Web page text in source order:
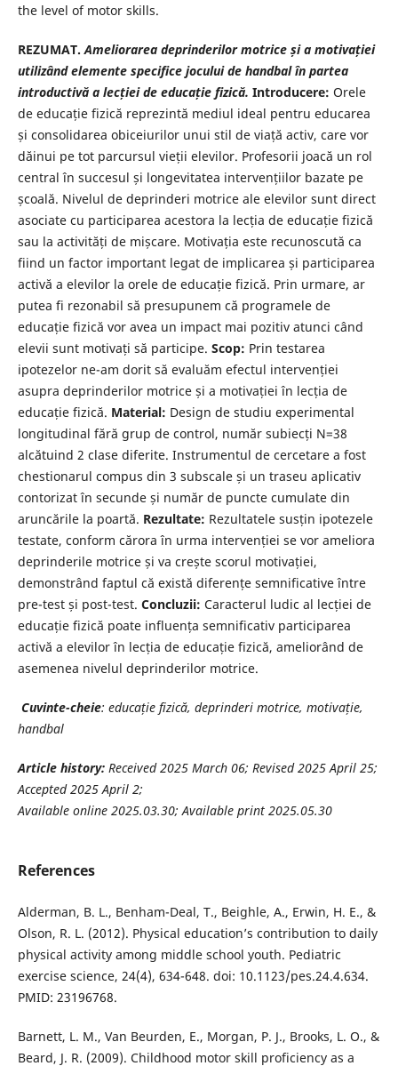
the level of motor skills.
REZUMAT. Ameliorarea deprinderilor motrice și a motivației
utilizând elemente specifice jocului de handbal în partea
introductivă a lecției de educație fizică. Introducere: Orele
de educație fizică reprezintă mediul ideal pentru educarea
și consolidarea obiceiurilor unui stil de viață activ, care vor
dăinui pe tot parcursul vieții elevilor. Profesorii joacă un rol
central în succesul și longevitatea intervențiilor bazate pe
școală. Nivelul de deprinderi motrice ale elevilor sunt direct
asociate cu participarea acestora la lecția de educație fizică
sau la activități de mișcare. Motivația este recunoscută ca
fiind un factor important legat de implicarea și participarea
activă a elevilor la orele de educație fizică. Prin urmare, ar
putea fi rezonabil să presupunem că programele de
educație fizică vor avea un impact mai pozitiv atunci când
elevii sunt motivați să participe. Scop: Prin testarea
ipotezelor ne-am dorit să evaluăm efectul intervenției
asupra deprinderilor motrice și a motivației în lecția de
educație fizică. Material: Design de studiu experimental
longitudinal fără grup de control, număr subiecți N=38
alcătuind 2 clase diferite. Instrumentul de cerce­tare a fost
chestionarul compus din 3 subscale și un traseu aplicativ
contorizat în secunde și număr de puncte cumulate din
aruncările la poartă. Rezultate: Rezultatele susțin ipotezele
testate, conform cărora în urma intervenției se vor ameliora
deprinderile motrice și va crește scorul motivației,
demonstrând faptul că există diferențe semnificative între
pre-test și post-test. Concluzii: Caracterul ludic al lecției de
educație fizică poate influența semnificativ participarea
activă a elevilor în lecția de educație fizică, ameliorând de
asemenea nivelul deprinderilor motrice.
Cuvinte-cheie: educație fizică, deprinderi motrice, motivație,
handbal
Article history:Received 2025 March 06; Revised 2025 April 25;
Accepted 2025 April 2;
Available online 2025.03.30; Available print 2025.05.30
References
Alderman, B. L., Benham-Deal, T., Beighle, A., Erwin, H. E., &
Olson, R. L. (2012). Physical education’s contribution to daily
physical activity among middle school youth. Pediatric
exercise science, 24(4), 634-648. doi: 10.1123/pes.24.4.634.
PMID: 23196768.
Barnett, L. M., Van Beurden, E., Morgan, P. J., Brooks, L. O., &
Beard, J. R. (2009). Childhood motor skill proficiency as a